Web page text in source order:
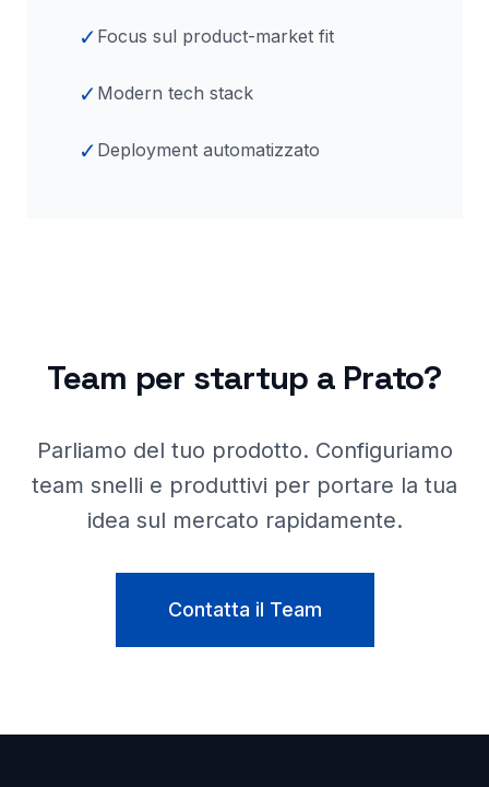
✓ Focus sul product-market fit
✓ Modern tech stack
✓ Deployment automatizzato
Team per startup a Prato?
Parliamo del tuo prodotto. Configuriamo
team snelli e produttivi per portare la tua
idea sul mercato rapidamente.
Contatta il Team